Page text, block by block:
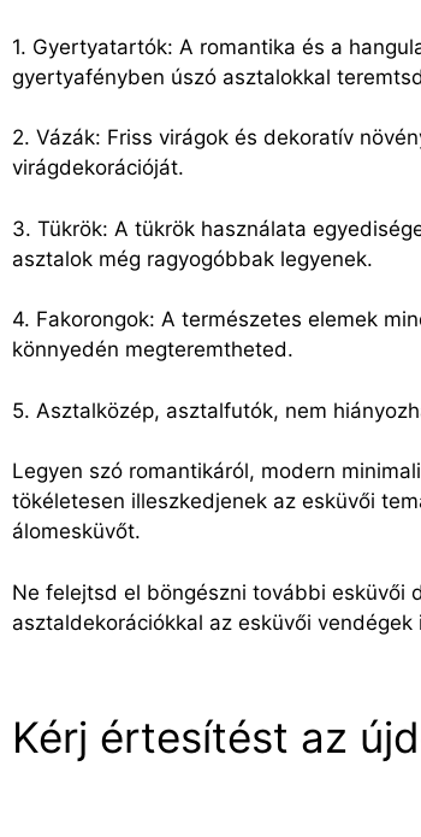
1. Gyertyatartók: A romantika és a
gyertyafényben úszó asztalokkal
2. Vázák: Friss virágok és dekoratív
virágdekorációját.
3. Tükrök: A tükrök használata
asztalok még ragyogóbbak legyenek.
4. Fakorongok: A természetes elemek
könnyedén megteremtheted.
5. Asztalközép, asztalfutók, nem
Legyen szó romantikáról, modern
tökéletesen illeszkedjenek az esküvői
álomesküvőt.
Ne felejtsd el böngészni további esküvői
asztaldekorációkkal az esküvői
Kérj értesítést az